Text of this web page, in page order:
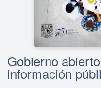
Gobierno
información